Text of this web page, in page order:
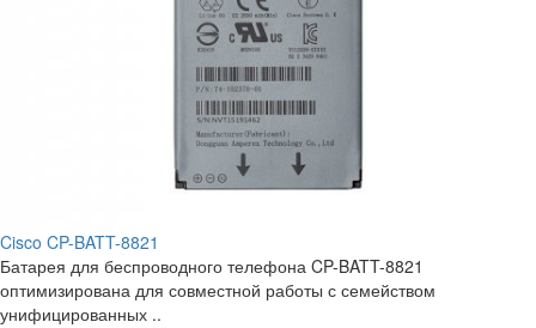
Cisco CP-BATT-8821
Батарея для беспроводного телефона CP-BATT-8821
оптимизирована для совместной работы с семейством
унифицированных ..